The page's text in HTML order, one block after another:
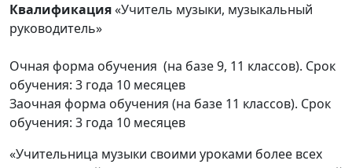
Квалификация«Учитель музыки, музыкальный
руководитель»
Очная форма обучения (на базе 9, 11 классов). Срок
обучения: 3 года 10 месяцев
Заочная форма обучения (на базе 11 классов). Срок
обучения: 3 года 10 месяцев
«Учительница музыки своими уроками более всех